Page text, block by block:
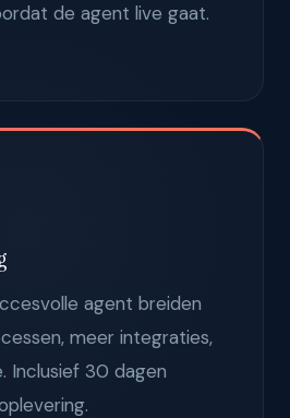
de agent live gaat.
agent breiden
meer integraties,
Inclusief 30 dagen